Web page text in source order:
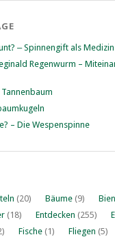
‒ Spinnengift als Medizin
Regenwurm –
– Die Wespenspinne
(20) Bäume (9)
(18) Entdecken (255)
Fische (1) Fliegen (5)